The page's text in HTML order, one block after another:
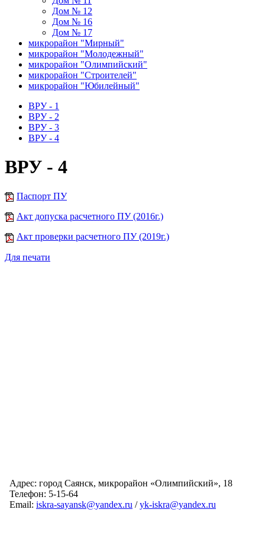
Дом № 12
Дом № 16
Дом № 17
микрорайон "Мирный"
микрорайон "Молодежный"
микрорайон "Олимпийский"
микрорайон "Строителей"
микрорайон "Юбилейный"
ВРУ - 1
ВРУ - 2
ВРУ - 3
ВРУ - 4
ВРУ - 4
Паспорт ПУ
Акт допуска расчетного ПУ (2016г.)
Акт проверки расчетного ПУ (2019г.)
Для печати
Адрес: город Саянск, микрорайон «Олимпийский», 18
Телефон: 5-15-64
Email: iskra-sayansk@yandex.ru /yk-iskra@yandex.ru